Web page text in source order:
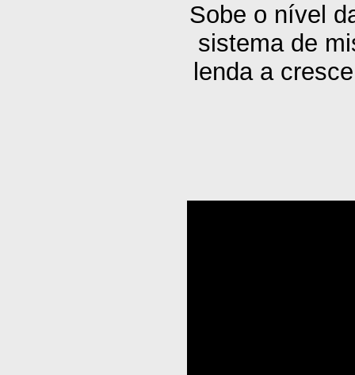
Sobe o nível
sistema de
lenda a